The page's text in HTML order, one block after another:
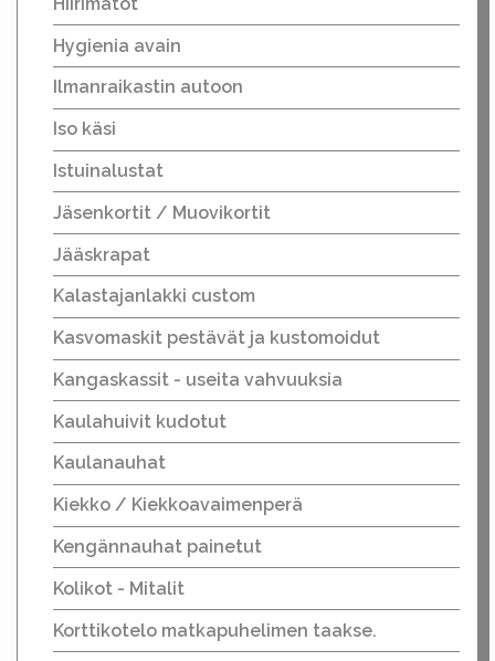
Hygienia avain
Ilmanraikastin autoon
Iso käsi
Istuinalustat
Jäsenkortit / Muovikortit
Jääskrapat
Kalastajanlakki custom
Kasvomaskit pestävät ja kustomoidut
Kangaskassit - useita vahvuuksia
Kaulahuivit kudotut
Kaulanauhat
Kiekko / Kiekkoavaimenperä
Kengännauhat painetut
Kolikot - Mitalit
Korttikotelo matkapuhelimen taakse.